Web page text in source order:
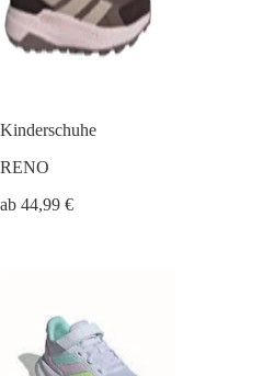
Kinderschuhe
RENO
ab 44,99 €